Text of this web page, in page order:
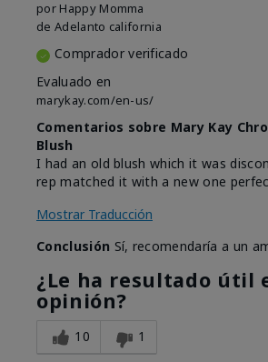
por Happy Momma
de Adelanto california
Comprador verificado
Evaluado en
marykay.com/en-us/
Comentarios sobre Mary Kay
Blush
I had an old blush which it was
rep matched it with a new one
Mostrar Traducción
Conclusión Sí, recomendaría a un
¿Le ha resultado útil
opinión?
10 1